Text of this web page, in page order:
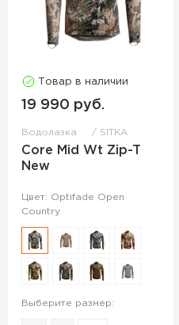
Товар в наличии
19 990 руб.
Водолазка SITKA
Core Mid Wt Zip-T
New
Цвет: Optifade Open
Country
Выберите размер: